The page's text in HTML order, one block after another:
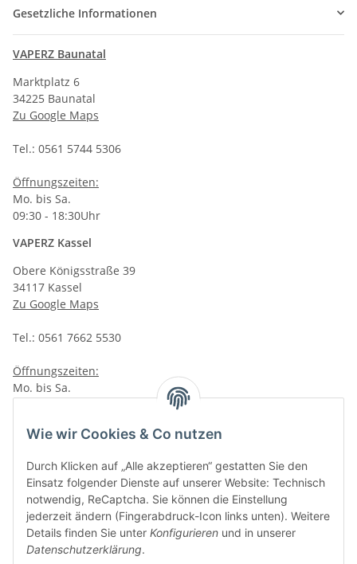
Wie wir Cookies & Co nutzen
Durch Klicken auf „Alle akzeptieren“ gestatten Sie den
Einsatz folgender Dienste auf unserer Website: Technisch
notwendig, ReCaptcha. Sie können die Einstellung
jederzeit ändern (Fingerabdruck-Icon links unten). Weitere
Details finden Sie unter Konfigurieren und in unserer
Datenschutzerklärung.
Gesetzliche Informationen
VAPERZ Baunatal
Marktplatz 6
34225 Baunatal
Zu Google Maps
Tel.: 0561 5744 5306
Öffnungszeiten:
Mo. bis Sa.
09:30 - 18:30Uhr
VAPERZ Kassel
Obere Königsstraße 39
34117 Kassel
Zu Google Maps
Tel.: 0561 7662 5530
Öffnungszeiten:
Mo. bis Sa.
VAPERZ Vellmar
Lange Wender 7
34246 Vellmar
Zu Google Maps
Tel.: 0561 9885 9996
Öffnungszeiten: